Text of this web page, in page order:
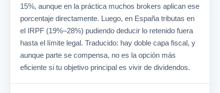
15%, aunque en la práctica muchos brokers aplican ese
porcentaje directamente. Luego, en España tributas en
el IRPF (19%–28%) pudiendo deducir lo retenido fuera
hasta el límite legal. Traducido: hay doble capa fiscal, y
aunque parte se compensa, no es la opción más
eficiente si tu objetivo principal es vivir de dividendos.